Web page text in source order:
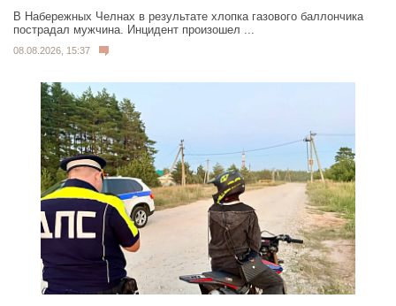
В Набережных Челнах в результате хлопка газового баллончика
пострадал мужчина. Инцидент произошел ...
08.08.2026, 15:37